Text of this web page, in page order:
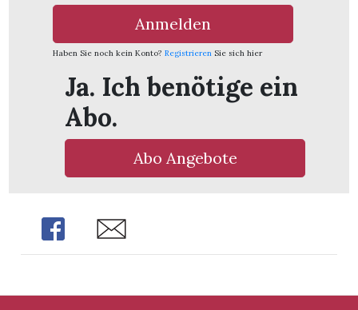
Anmelden
Haben Sie noch kein Konto? Registrieren Sie sich hier
Ja. Ich benötige ein
Abo.
Abo Angebote
Share Share